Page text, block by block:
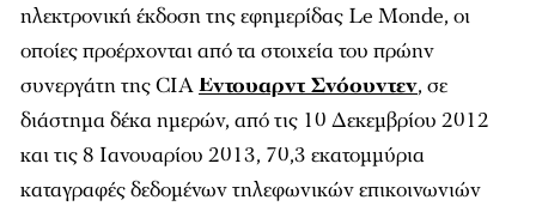
ηλεκτρονική έκδοση της εφημερίδας Le Monde, οι
οποίες προέρχονται από τα στοιχεία του πρώην
συνεργάτη της CIAΕντουαρντ Σνόουντεν, σε
διάστημα δέκα ημερών, από τις 10 Δεκεμβρίου 2012
και τις 8 Ιανουαρίου 2013, 70,3 εκατομμύρια
καταγραφές δεδομένων τηλεφωνικών επικοινωνιών